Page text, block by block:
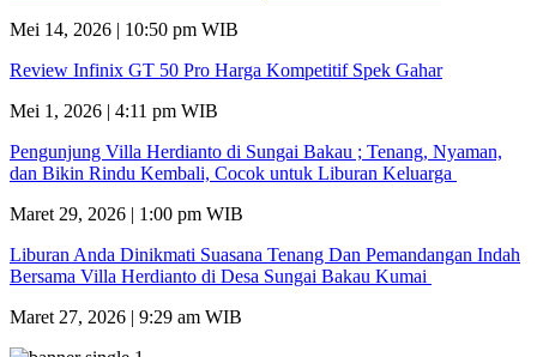
Mei 14, 2026 | 10:50 pm WIB
Review Infinix GT 50 Pro Harga Kompetitif Spek Gahar
Mei 1, 2026 | 4:11 pm WIB
Pengunjung Villa Herdianto di Sungai Bakau ; Tenang, Nyaman,
dan Bikin Rindu Kembali, Cocok untuk Liburan Keluarga
Maret 29, 2026 | 1:00 pm WIB
Liburan Anda Dinikmati Suasana Tenang Dan Pemandangan Indah
Bersama Villa Herdianto di Desa Sungai Bakau Kumai
Maret 27, 2026 | 9:29 am WIB